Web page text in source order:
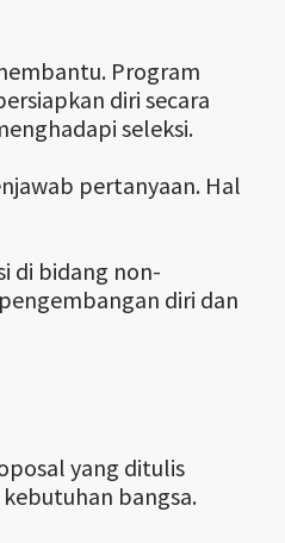
Program
diri secara
seleksi.
pertanyaan. Hal
di bidang non-
diri dan
yang ditulis
bangsa.